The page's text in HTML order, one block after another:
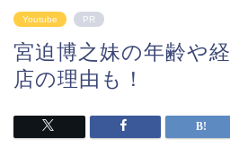
Youtube PR
宮迫博之妹の年齢や
店の理由も！